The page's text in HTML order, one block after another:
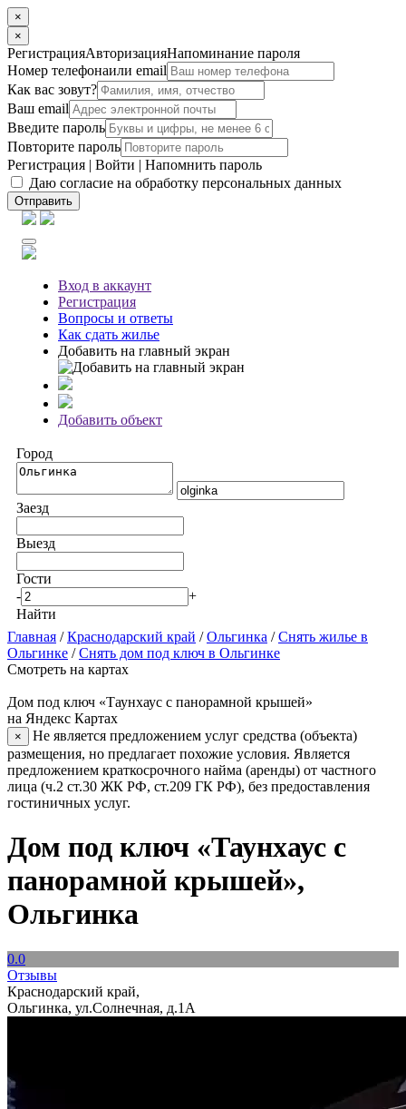
×
×
РегистрацияАвторизацияНапоминание пароля
Номер телефонаили email
Как вас зовут?
Ваш email
Введите пароль
Повторите пароль
Регистрация | Войти | Напомнить пароль
Даю согласие на обработку персональных данных
Отправить
Вход в аккаунт
Регистрация
Вопросы и ответы
Как сдать жилье
Добавить на главный экран
Добавить объект
Город
Заезд
Выезд
Гости
-
+
Найти
Главная /Краснодарский край /Ольгинка /Снять жилье в
Ольгинке /Снять дом под ключ в Ольгинке
Смотреть на картах
Дом под ключ «Таунхаус с панорамной крышей»
на Яндекс Картах
×
Не является предложением услуг средства (объекта)
размещения, но предлагает похожие условия. Является
предложением краткосрочного найма (аренды) от частного
лица (ч.2 ст.30 ЖК РФ, ст.209 ГК РФ), без предоставления
гостиничных услуг.
Дом под ключ «Таунхаус с
панорамной крышей»,
Ольгинка
0.0
Отзывы
Краснодарский край,
Ольгинка, ул.Солнечная, д.1А